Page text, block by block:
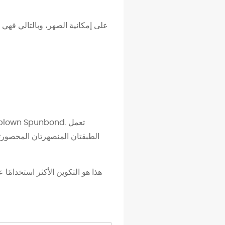
الطبقتان المنصهرتان
هذا هو التكوين الأكثر